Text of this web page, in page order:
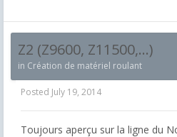
Z2 (Z9600, Z11500,...)
in Création de matériel roulant
Posted July 19, 2014
Toujours aperçu sur la ligne du